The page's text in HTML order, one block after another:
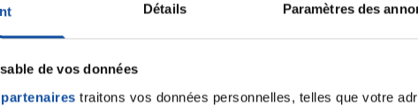
Détails Paramètres des
de vos données
traitons vos données personnelles, telles que votre